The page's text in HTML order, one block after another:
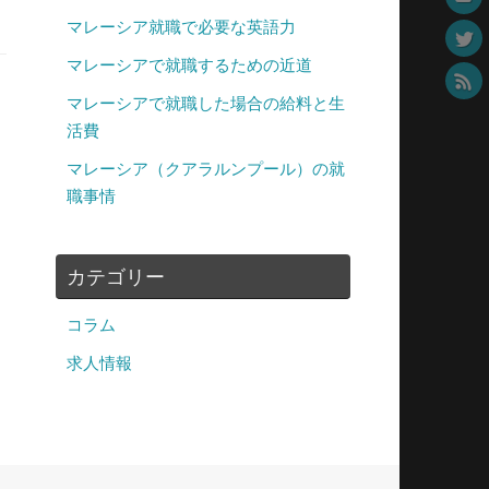
マレーシア就職で必要な英語力
マレーシアで就職するための近道
マレーシアで就職した場合の給料と生
活費
マレーシア（クアラルンプール）の就
職事情
カテゴリー
コラム
求人情報